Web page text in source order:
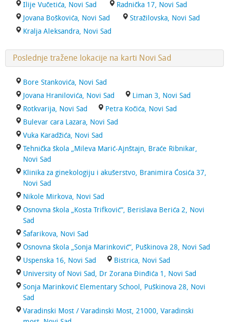
Ilije Vučetića, Novi Sad
Radnička 17, Novi Sad
Jovana Boškovića, Novi Sad
Stražilovska, Novi Sad
Kralja Aleksandra, Novi Sad
Poslednje tražene lokacije na karti Novi Sad
Bore Stankovića, Novi Sad
Jovana Hranilovića, Novi Sad
Liman 3, Novi Sad
Rotkvarija, Novi Sad
Petra Kočića, Novi Sad
Bulevar cara Lazara, Novi Sad
Vuka Karadžića, Novi Sad
Tehnička škola „Mileva Marić-Ajnštajn, Braće Ribnikar,
Novi Sad
Klinika za ginekologiju i akušerstvo, Branimira Ćosića 37,
Novi Sad
Nikole Mirkova, Novi Sad
Osnovna škola „Kosta Trifković“, Berislava Berića 2, Novi
Sad
Šafarikova, Novi Sad
Osnovna škola „Sonja Marinković“, Puškinova 28, Novi Sad
Uspenska 16, Novi Sad
Bistrica, Novi Sad
University of Novi Sad, Dr Zorana Đinđića 1, Novi Sad
Sonja Marinković Elementary School, Puškinova 28, Novi
Sad
Varadinski Most / Varadinski Most, 21000, Varadinski